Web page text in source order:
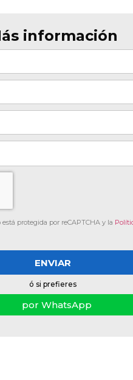
información
protegida por reCAPTCHA y la
ENVIAR
ó si prefieres
por WhatsApp